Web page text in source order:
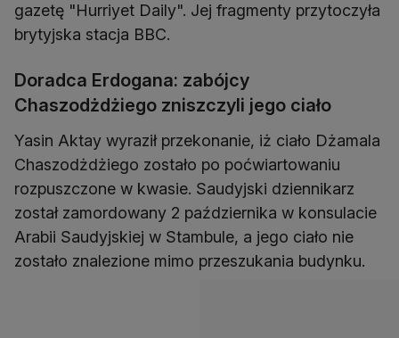
gazetę "Hurriyet Daily". Jej fragmenty przytoczyła
brytyjska stacja BBC.
Doradca Erdogana: zabójcy
Chaszodżdżiego zniszczyli jego ciało
Yasin Aktay wyraził przekonanie, iż ciało Dżamala
Chaszodżdżiego zostało po poćwiartowaniu
rozpuszczone w kwasie. Saudyjski dziennikarz
został zamordowany 2 października w konsulacie
Arabii Saudyjskiej w Stambule, a jego ciało nie
zostało znalezione mimo przeszukania budynku.